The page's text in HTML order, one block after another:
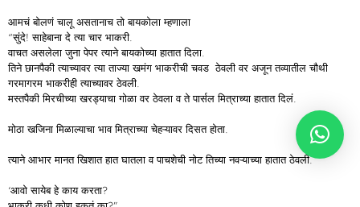
आमचं बोलणं चालू असतानाच तो बायकोला म्हणाला
“सुंदे! साहेबाना दे त्या चार भाकरी.
वाचत असलेला जुना पेपर त्याने बायकोच्या हातात दिला.
तिने छानपैकी त्याच्यावर त्या ताज्या खमंग भाकरीची चवड ठेवली वर अजून तव्यातील चौथी
गरमागरम भाकरीही त्याच्यावर ठेवली.
मस्तपैकी मिरचीच्या खरड्याचा गोळा वर ठेवला व ते पार्सल मित्राच्या हातात दिलं.
मोठा खजिना मिळाल्याचा भाव मित्राच्या चेहऱ्यावर दिसत होता.
त्याने आभार मानत खिशात हात घातला व पाचशेची नोट तिच्या नवऱ्याच्या हातात ठेवली.
‘आवो सायेब हे काय करता?